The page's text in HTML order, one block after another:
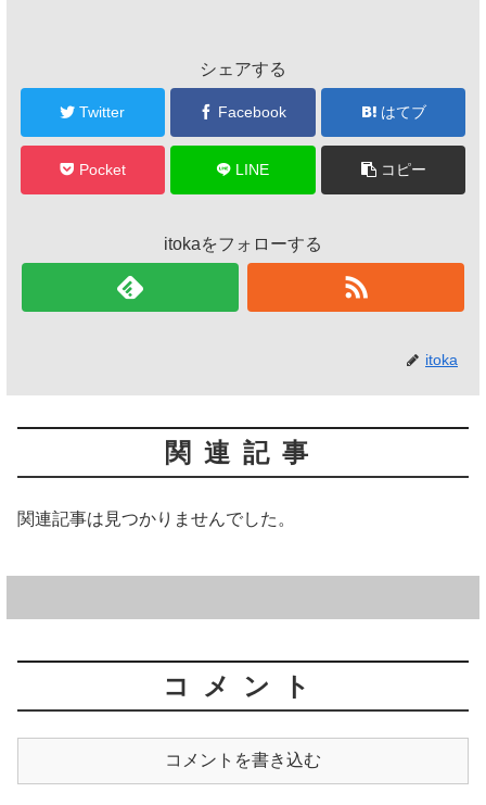
シェアする
Twitter Facebook はてブ
Pocket LINE コピー
itokaをフォローする
itoka
関連記事
関連記事は見つかりませんでした。
コメント
コメントを書き込む